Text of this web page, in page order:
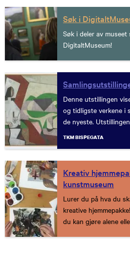
Søk i
Søk i deler av museet
DigitaltMuseum!
Denne utstillingen
og tidligste verkene i
de nyeste.
kronologisk oppbygd,
TKM BISPEGATA
Kreativ
kunstmuseum
Lurer du på hva du
kreative
du kan gjøre alene